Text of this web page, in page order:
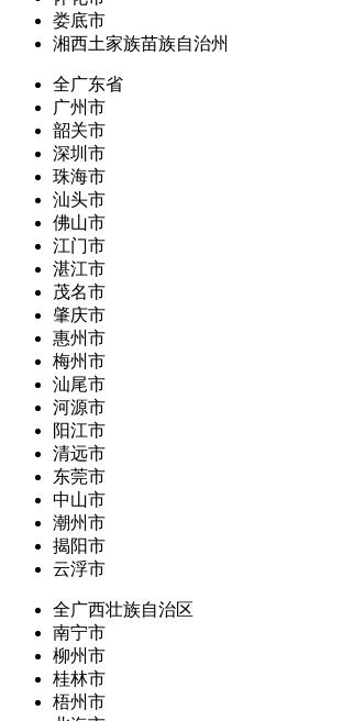
娄底市
湘西土家族苗族自治州
全广东省
广州市
韶关市
深圳市
珠海市
汕头市
佛山市
江门市
湛江市
茂名市
肇庆市
惠州市
梅州市
汕尾市
河源市
阳江市
清远市
东莞市
中山市
潮州市
揭阳市
云浮市
全广西壮族自治区
南宁市
柳州市
桂林市
梧州市